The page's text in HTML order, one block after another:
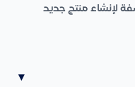
لإنشاء منتج جديد
▾